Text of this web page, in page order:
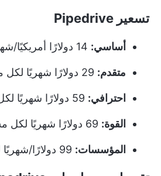
تسعير Pipedrive
أساسي:
متقدم:
احترافي:
القوة:
المؤسسات: